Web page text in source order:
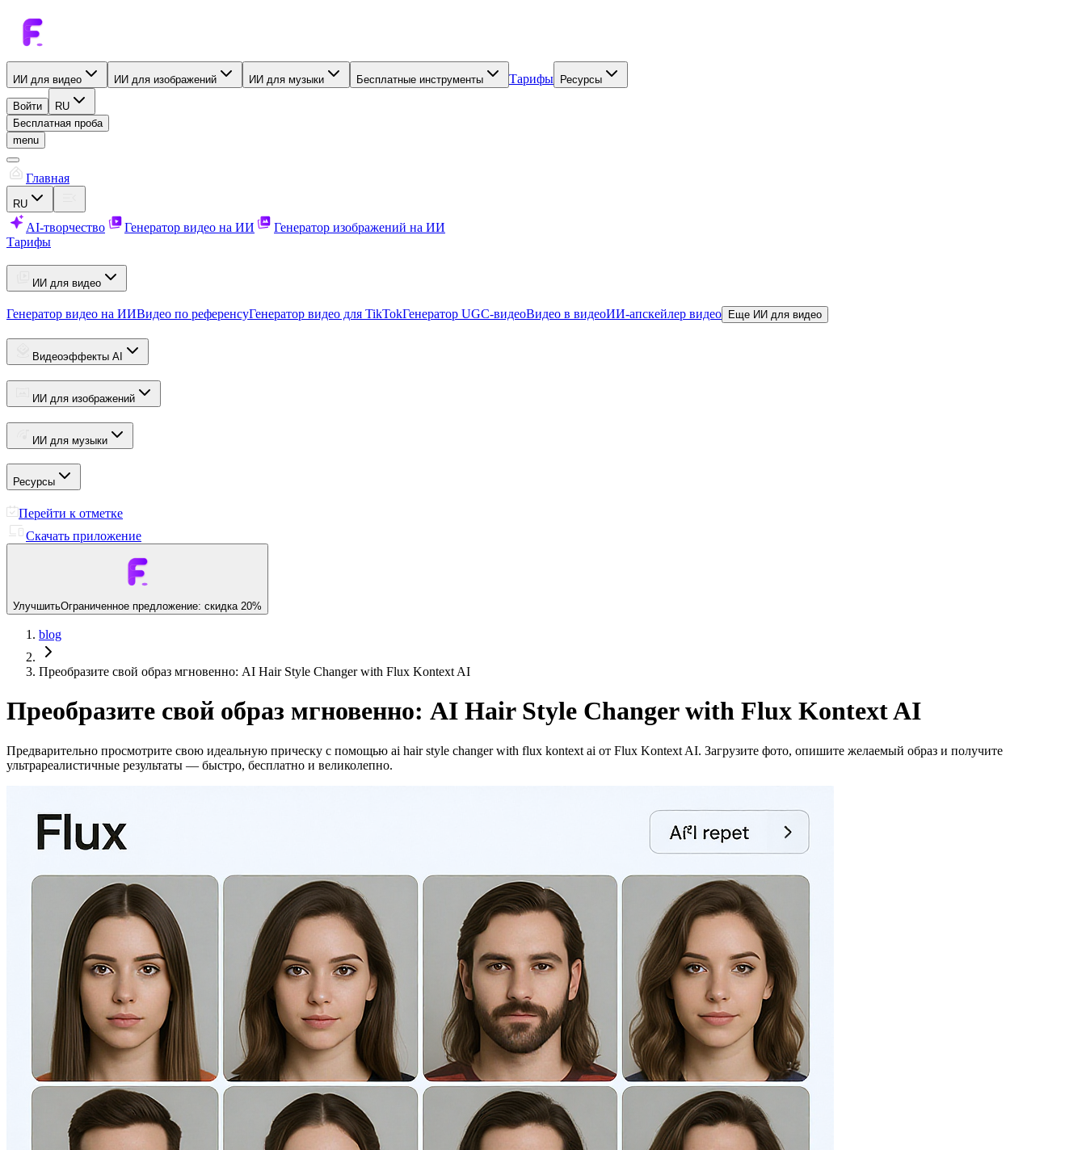
ИИ для видео ИИ для изображений ИИ для музыки Бесплатные инструменты Тарифы Ресурсы
Войти
RU
Бесплатная проба
menu
Главная
RU
AI-творчество Генератор видео на ИИ
Генератор изображений на ИИ
Тарифы
ИИ для видео
Генератор видео на ИИВидео по референсуГенератор видео для TikTokГенератор UGC-видеоВидео в видеоИИ-апскейлер видео Еще ИИ для видео
Видеоэффекты AI
ИИ для изображений
ИИ для музыки
Ресурсы
Перейти к отметке
Скачать приложение
УлучшитьОграниченное предложение: скидка 20%
blog
Преобразите свой образ мгновенно: AI Hair Style Changer with Flux Kontext AI
Преобразите свой образ мгновенно: AI Hair Style Changer with Flux Kontext AI
Предварительно просмотрите свою идеальную прическу с помощью ai hair style changer with flux kontext ai от Flux Kontext AI. Загрузите фото, опишите желаемый образ и получите
ультрареалистичные результаты — быстро, бесплатно и великолепно.